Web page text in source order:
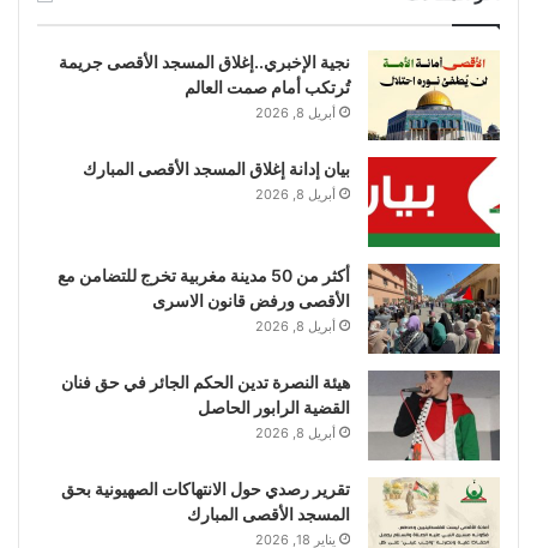
نجية الإخبري..إغلاق المسجد الأقصى جريمة
تُرتكب أمام صمت العالم
أبريل 8, 2026
بيان إدانة إغلاق المسجد الأقصى المبارك
أبريل 8, 2026
أكثر من 50 مدينة مغربية تخرج للتضامن مع
الأقصى ورفض قانون الاسرى
أبريل 8, 2026
هيئة النصرة تدين الحكم الجائر في حق فنان
القضية الرابور الحاصل
أبريل 8, 2026
تقرير رصدي حول الانتهاكات الصهيونية بحق
المسجد الأقصى المبارك
يناير 18, 2026